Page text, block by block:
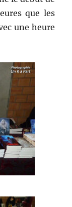
que les
une heure